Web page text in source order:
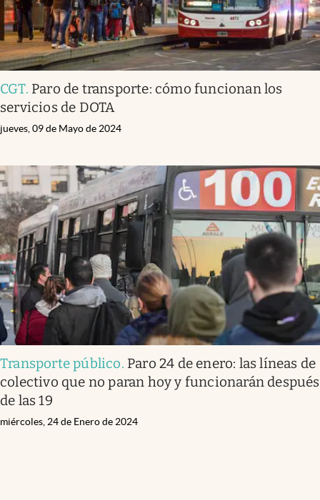
CGT. Paro de transporte: cómo funcionan los
servicios de DOTA
jueves, 09 de Mayo de 2024
Transporte público. Paro 24 de enero: las líneas de
colectivo que no paran hoy y funcionarán después
de las 19
miércoles, 24 de Enero de 2024